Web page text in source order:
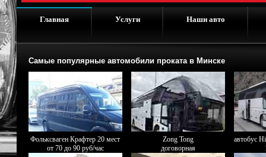
Главная Услуги Наши авто
Самые популярные автомобили проката в Минске
Фольксваген Крафтер 20 мест
от 70 до 90 руб/час
Zong Tong
договорная
автобус